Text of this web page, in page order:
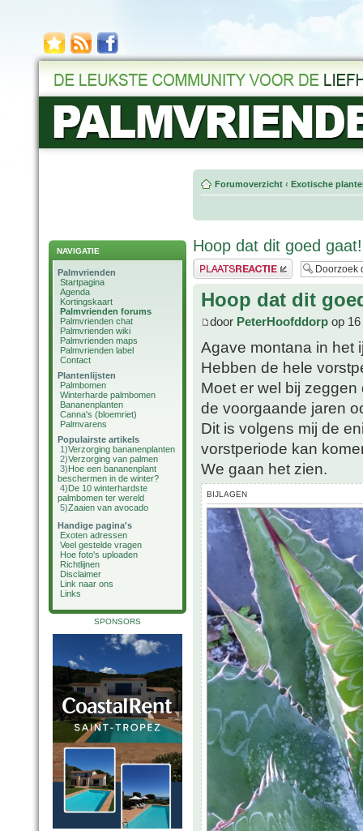
NAVIGATIE
Palmvrienden
Startpagina
Agenda
Kortingskaart
Palmvrienden forums
Palmvrienden chat
Palmvrienden wiki
Palmvrienden maps
Palmvrienden label
Contact
Plantenlijsten
Palmbomen
Winterharde palmbomen
Bananenplanten
Canna's (bloemriet)
Palmvarens
Populairste artikels
1)Verzorging bananenplanten
2)Verzorging van palmen
3)Hoe een bananenplant
beschermen in de winter?
4)De 10 winterhardste
palmbomen ter wereld
5)Zaaien van avocado
Handige pagina's
Exoten adressen
Veel gestelde vragen
Hoe foto's uploaden
Richtlijnen
Disclaimer
Link naar ons
Links
SPONSORS
Forumoverzicht ‹ Exotische
Hoop dat dit goed
Plaats een reactie
Hoop dat dit
door PeterHoofddorp op
Agave montana in het
Hebben de hele
Moet er wel bij
de voorgaande jaren
Dit is volgens mij de
vorstperiode kan
We gaan het zien.
BIJLAGEN